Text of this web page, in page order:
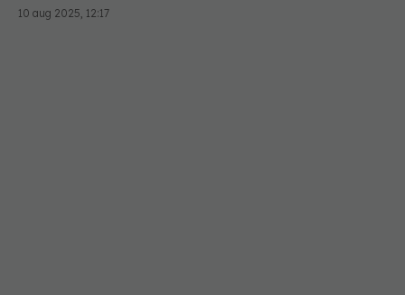
10 aug 2025, 12:17